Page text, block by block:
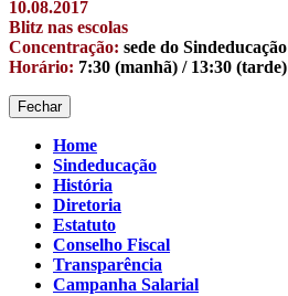
10.08.2017
Blitz nas escolas
Concentração: sede do Sindeducação
Horário: 7:30 (manhã) / 13:30 (tarde)
Fechar
Home
Sindeducação
História
Diretoria
Estatuto
Conselho Fiscal
Transparência
Campanha Salarial